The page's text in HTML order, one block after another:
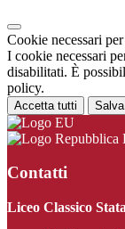
Cookie necessari
I cookie necessari
disabilitati. È
policy.
Accetta tutti
Contatti
Liceo Classico